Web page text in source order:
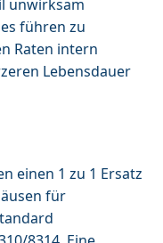
unwirksam
führen zu
Raten intern
Lebensdauer
einen 1 zu 1 Ersatz
für